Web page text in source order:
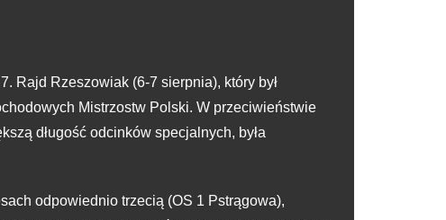
Rajd Rzeszowiak (6-7 sierpnia), który był
Mistrzostw Polski. W przeciwieństwie
długość odcinków specjalnych, była
odpowiednio trzecią (OS 1 Pstrągowa),